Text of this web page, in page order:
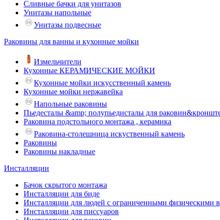
Сливные бачки для унитазов
Унитазы напольные
Унитазы подвесные
Раковины для ванны и кухонные мойки
Измельчители
Кухонные КЕРАМИЧЕСКИЕ МОЙКИ
Кухонные мойки искусственный камень
Кухонные мойки нержавейка
Напольные раковины
Пьедесталы &amp; полупьедисталы для
Раковина подстольного монтажа , керамика
Раковина-столешница искуственный камень
Раковины
Раковины накладные
Инсталляции
Бачок скрытого монтажа
Инсталляции для биде
Инсталляции для людей с ограниченными физическими
Инсталляции для писсуаров